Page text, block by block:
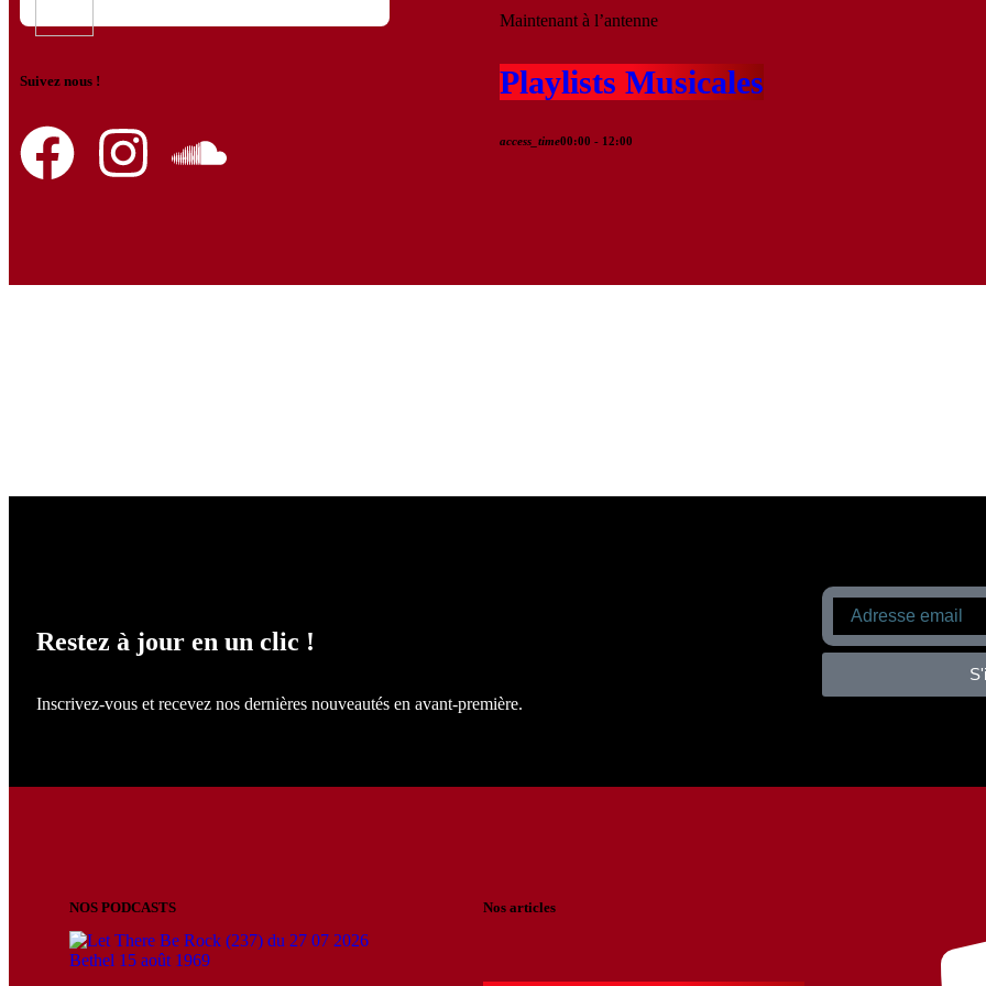
Suivez nous !
Maintenant à l’antenne
Playlists Musicales
access_time00:00 - 12:00
Restez à jour en un clic !
Inscrivez-vous et recevez nos dernières nouveautés en avant-première.
NOS PODCASTS Nos articles